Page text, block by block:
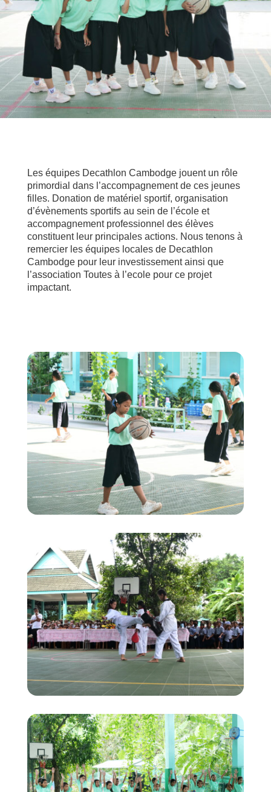
Les équipes Decathlon Cambodge jouent un rôle
primordial dans l’accompagnement de ces jeunes
filles. Donation de matériel sportif, organisation
d’évènements sportifs au sein de l’école et
accompagnement professionnel des élèves
constituent leur principales actions. Nous tenons à
remercier les équipes locales de Decathlon
Cambodge pour leur investissement ainsi que
l’association Toutes à l’ecolepour ce projet
impactant.